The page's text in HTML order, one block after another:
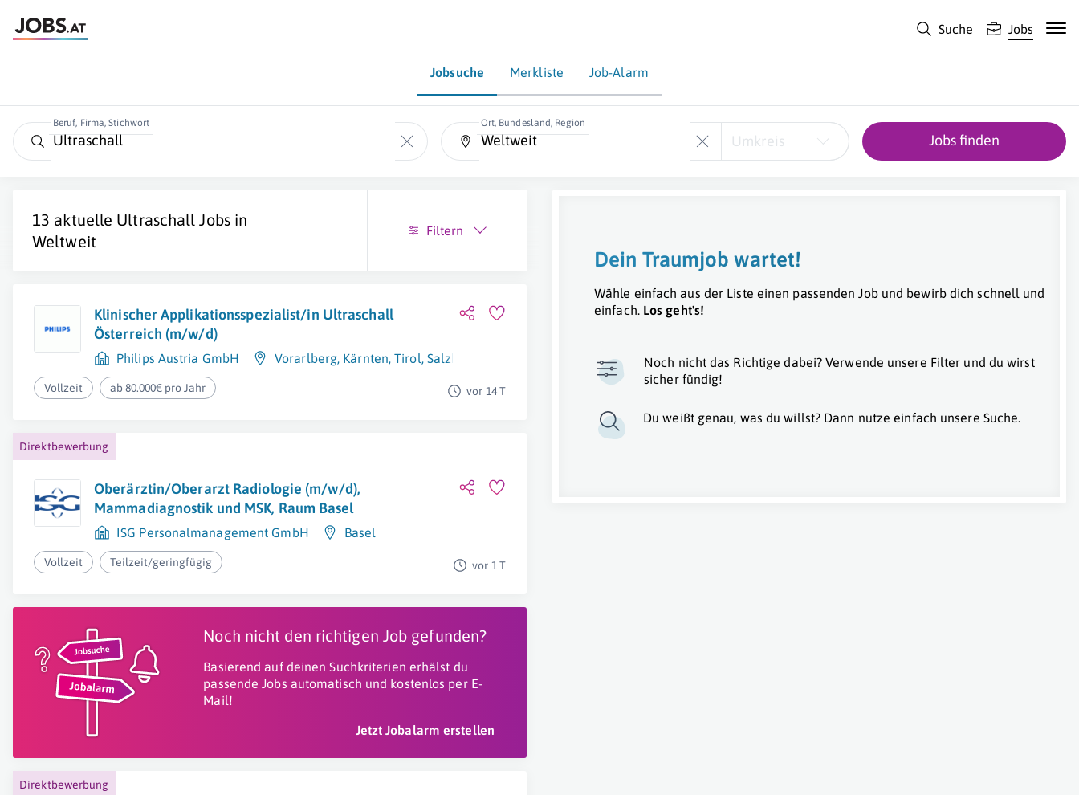
Suche Jobs
Jobsuche Merkliste Job-Alarm
Beruf, Firma, Stichwort Ort, Bundesland, Region
Umkreis Jobs finden
13 aktuelle Ultraschall Jobs in
Weltweit
Filtern
Klinischer Applikationsspezialist/in Ultraschall
Österreich (m/w/d)
Philips Austria GmbH Vorarlberg, Kärnten,Tirol, Salzburg
Vollzeit ab 80.000€ pro Jahr vor 14 T
Direktbewerbung
Oberärztin/Oberarzt Radiologie (m/w/d),
Mammadiagnostik und MSK, Raum Basel
ISG Personalmanagement GmbH Basel
Vollzeit Teilzeit/geringfügig vor 1 T
Noch nicht den richtigen Job gefunden?
Basierend auf deinen Suchkriterien erhälst du
passende Jobs automatisch und kostenlos per E-
Mail!
Jetzt Jobalarm erstellen
Direktbewerbung
Dein Traumjob wartet!
Wähle einfach aus der Liste einen passenden Job und bewirb dich schnell und
einfach. Los geht's!
Noch nicht das Richtige dabei? Verwende unsere Filter und du wirst
sicher fündig!
Du weißt genau, was du willst? Dann nutze einfach unsere Suche.